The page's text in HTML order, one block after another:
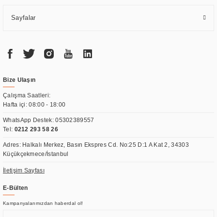
Sayfalar
Bize Ulaşın
Çalışma Saatleri:
Hafta içi: 08:00 - 18:00
WhatsApp Destek:05302389557
Tel: 0212 293 58 26
Adres: Halkalı Merkez, Basın Ekspres Cd. No:25 D:1 A Kat 2, 34303
Küçükçekmece/İstanbul
İletişim Sayfası
E-Bülten
Kampanyalarımızdan haberdal ol!